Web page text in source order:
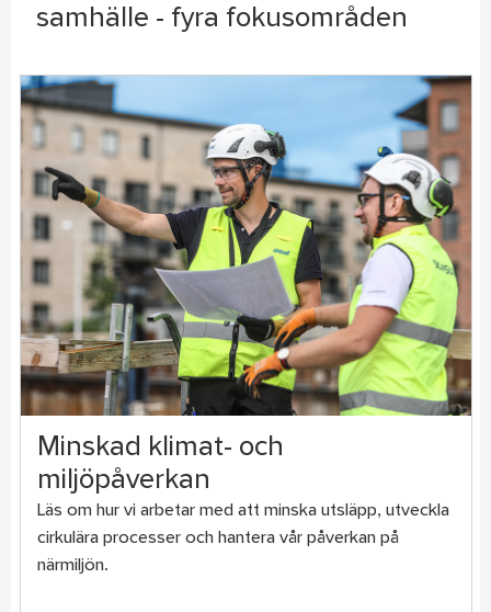
samhälle - fyra fokusområden
Minskad klimat- och
miljöpåverkan
Läs om hur vi arbetar med att minska utsläpp, utveckla
cirkulära processer och hantera vår påverkan på
närmiljön.